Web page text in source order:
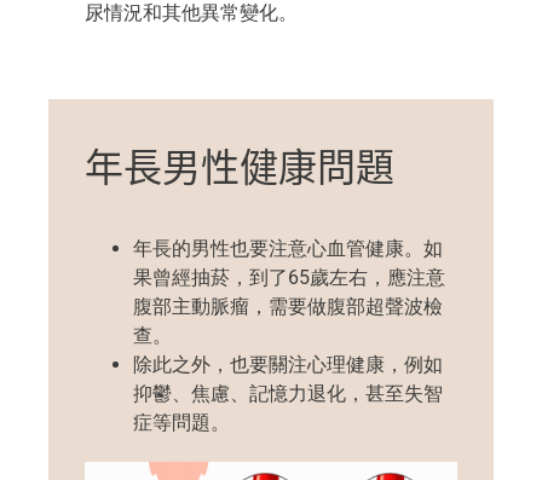
尿情況和其他異常變化。
年長男性健康問題
年長的男性也要注意心血管健康。如
果曾經抽菸 ，到了65歲左右， 應注意
腹部主動脈瘤 ， 需要做腹部超聲波檢
查。
除此之外，也要關注心理健康，例如
抑鬱、焦慮、記憶力退化，甚至失智
症等問題。